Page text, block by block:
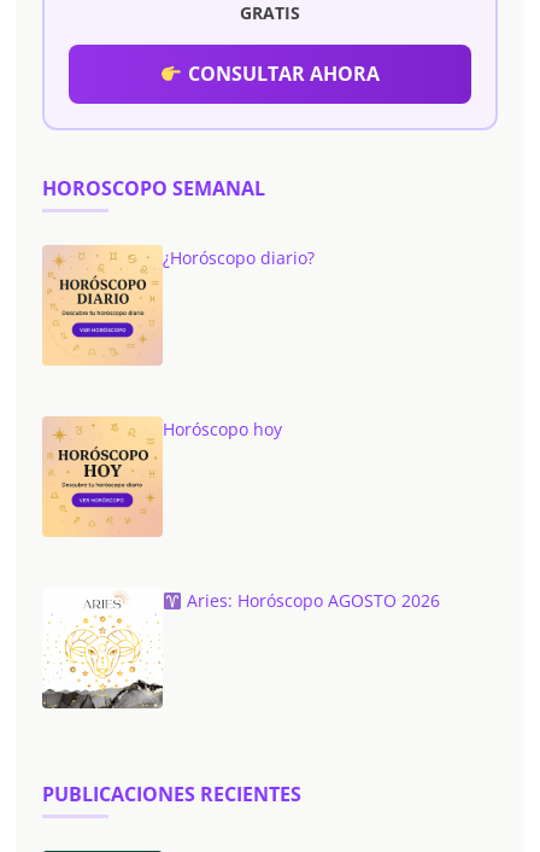
GRATIS
CONSULTAR AHORA
HOROSCOPO SEMANAL
¿Horóscopo diario?
Horóscopo hoy
Aries: Horóscopo AGOSTO 2026
PUBLICACIONES RECIENTES